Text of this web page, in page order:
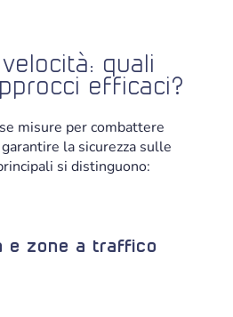
quali
efficaci?
misure per combattere
la sicurezza sulle
si distinguono:
e zone a traffico